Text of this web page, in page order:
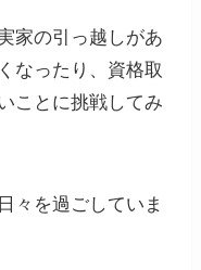
家の引っ越しがあ
なったり、資格取
ことに挑戦してみ
々を過ごしていま